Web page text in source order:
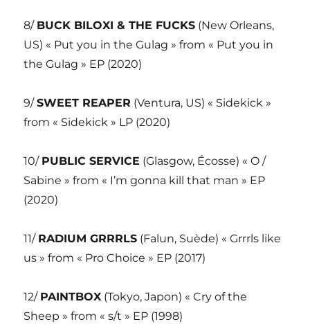
8/ BUCK BILOXI & THE FUCKS (New Orleans,
US) « Put you in the Gulag » from « Put you in
the Gulag » EP (2020)
9/SWEET REAPER (Ventura, US) « Sidekick »
from « Sidekick » LP (2020)
10/ PUBLIC SERVICE (Glasgow, Écosse) « O /
Sabine » from « I’m gonna kill that man » EP
(2020)
11/ RADIUM GRRRLS (Falun, Suède) « Grrrls like
us » from « Pro Choice » EP (2017)
12/ PAINTBOX (Tokyo, Japon) « Cry of the
Sheep » from « s/t » EP (1998)